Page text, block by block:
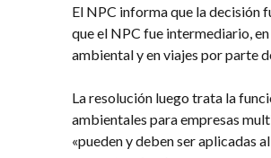
El NPC informa que la decisión
que el NPC fue intermediario,
ambiental y en viajes por parte
La resolución luego trata la
ambientales para empresas
«pueden y deben ser aplicadas